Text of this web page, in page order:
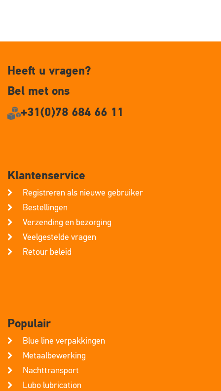
Heeft u vragen?
Bel met ons
+31(0)78 684 66 11
Klantenservice
Registreren als nieuwe gebruiker
Bestellingen
Verzending en bezorging
Veelgestelde vragen
Retour beleid
Populair
Blue line verpakkingen
Metaalbewerking
Nachttransport
Lubo lubrication